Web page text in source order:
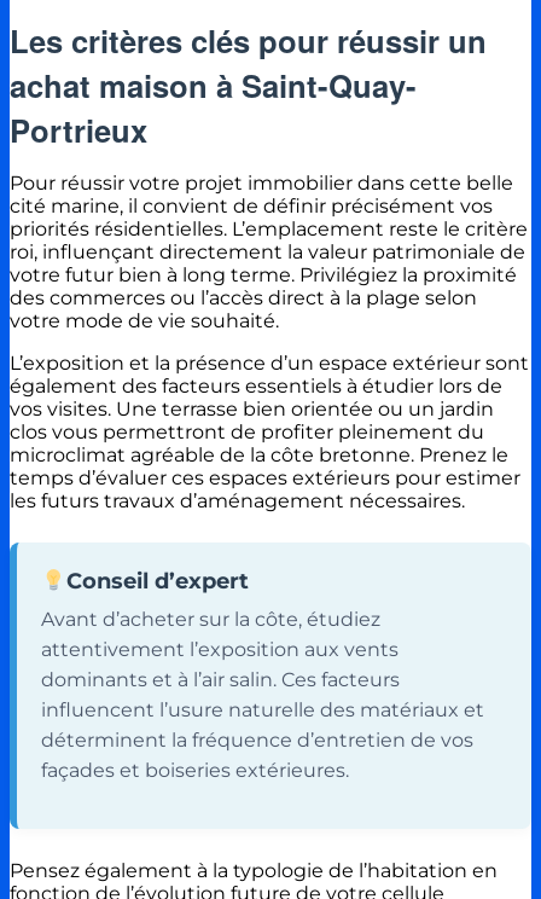
Les critères clés pour réussir un
achat maison à Saint-Quay-
Portrieux
Pour réussir votre projet immobilier dans cette belle
cité marine, il convient de définir précisément vos
priorités résidentielles. L’emplacement reste le critère
roi, influençant directement la valeur patrimoniale de
votre futur bien à long terme. Privilégiez la proximité
des commerces ou l’accès direct à la plage selon
votre mode de vie souhaité.
L’exposition et la présence d’un espace extérieur sont
également des facteurs essentiels à étudier lors de
vos visites. Une terrasse bien orientée ou un jardin
clos vous permettront de profiter pleinement du
microclimat agréable de la côte bretonne. Prenez le
temps d’évaluer ces espaces extérieurs pour estimer
les futurs travaux d’aménagement nécessaires.
Conseil d’expert
Avant d’acheter sur la côte, étudiez
attentivement l’exposition aux vents
dominants et à l’air salin. Ces facteurs
influencent l’usure naturelle des matériaux et
déterminent la fréquence d’entretien de vos
façades et boiseries extérieures.
Pensez également à la typologie de l’habitation en
fonction de l’évolution future de votre cellule